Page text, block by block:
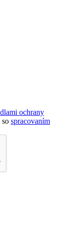
ochrany
spracovaním